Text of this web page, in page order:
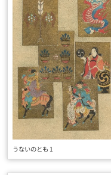
うないのとも 1